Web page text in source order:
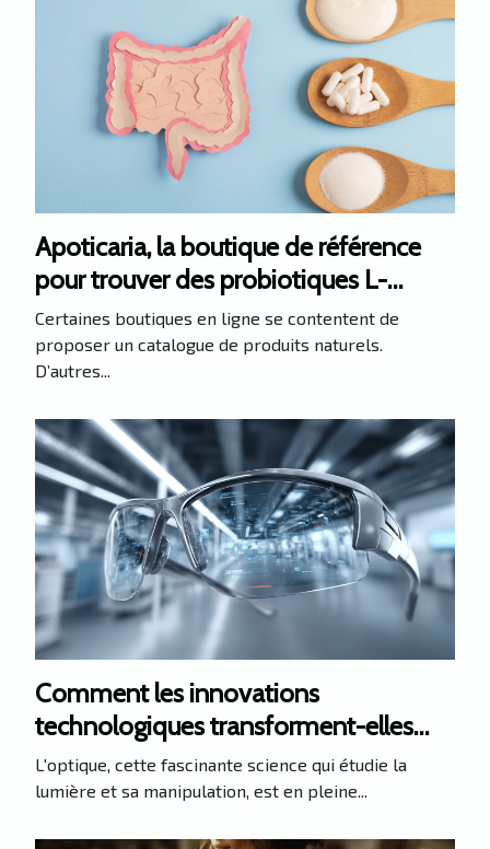
Apoticaria, la boutique de référence
pour trouver des probiotiques L-
Gasseri
Certaines boutiques en ligne se contentent de
proposer un catalogue de produits naturels.
D’autres...
Comment les innovations
technologiques transforment-elles
l'optique moderne ?
L'optique, cette fascinante science qui étudie la
lumière et sa manipulation, est en pleine...